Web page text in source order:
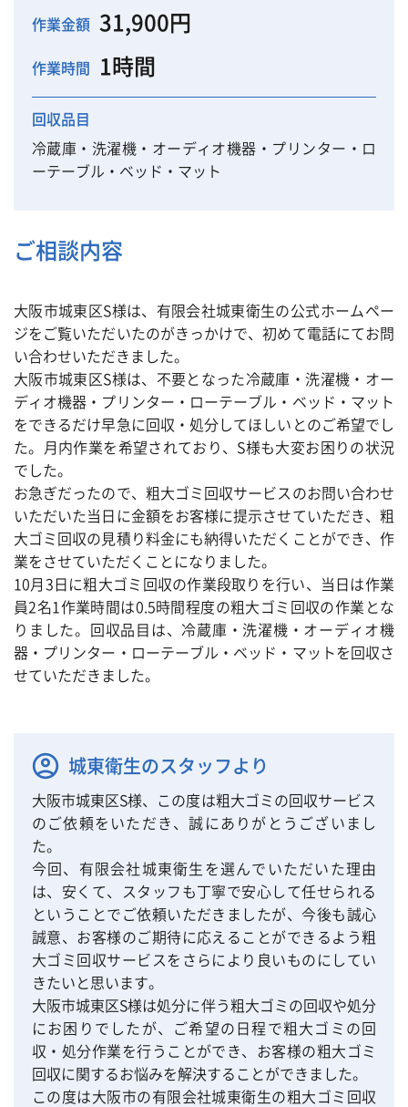
作業金額 31,900円
作業時間 1時間
回収品目
冷蔵庫・洗濯機・オーディオ機器・プリンター・ロ
ーテーブル・ベッド・マット
ご相談内容
大阪市城東区S様は、有限会社城東衛生の公式ホームペー
ジをご覧いただいたのがきっかけで、初めて電話にてお問
い合わせいただきました。
大阪市城東区S様は、不要となった冷蔵庫・洗濯機・オー
ディオ機器・プリンター・ローテーブル・ベッド・マット
をできるだけ早急に回収・処分してほしいとのご希望でし
た。月内作業を希望されており、S様も大変お困りの状況
でした。
お急ぎだったので、粗大ゴミ回収サービスのお問い合わせ
いただいた当日に金額をお客様に提示させていただき、粗
大ゴミ回収の見積り料金にも納得いただくことができ、作
業をさせていただくことになりました。
10月3日に粗大ゴミ回収の作業段取りを行い、当日は作業
員2名1作業時間は0.5時間程度の粗大ゴミ回収の作業とな
りました。回収品目は、冷蔵庫・洗濯機・オーディオ機
器・プリンター・ローテーブル・ベッド・マットを回収さ
せていただきました。
城東衛生のスタッフより
大阪市城東区S様、この度は粗大ゴミの回収サービス
のご依頼をいただき、誠にありがとうございまし
た。
今回、有限会社城東衛生を選んでいただいた理由
は、安くて、スタッフも丁寧で安心して任せられる
ということでご依頼いただきましたが、今後も誠心
誠意、お客様のご期待に応えることができるよう粗
大ゴミ回収サービスをさらにより良いものにしてい
きたいと思います。
大阪市城東区S様は処分に伴う粗大ゴミの回収や処分
にお困りでしたが、ご希望の日程で粗大ゴミの回
収・処分作業を行うことができ、お客様の粗大ゴミ
回収に関するお悩みを解決することができました。
この度は大阪市の有限会社城東衛生の粗大ゴミ回収